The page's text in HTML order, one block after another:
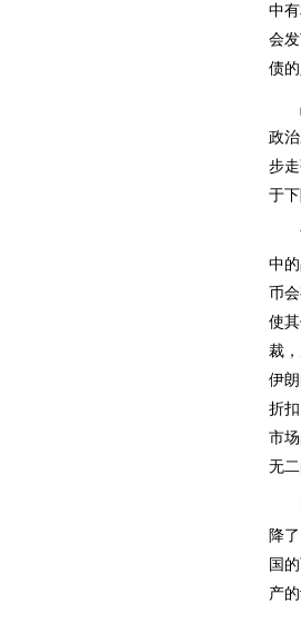
中
会
债
战
政
步
于
首
中
币
使
裁
伊
折
市
无
国
降
国
产